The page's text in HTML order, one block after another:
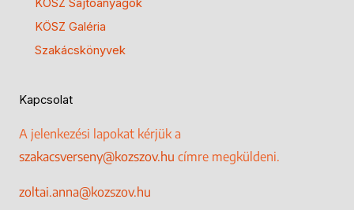
KÖSZ Sajtóanyagok
KÖSZ Galéria
Szakácskönyvek
Kapcsolat
A jelenkezési lapokat kérjük a
szakacsverseny@kozszov.hu címre megküldeni.
zoltai.anna@kozszov.hu